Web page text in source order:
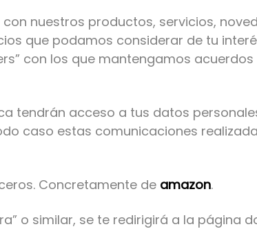
nuestros productos, servicios,
que podamos considerar de tu
con los que mantengamos acuerdos
tendrán acceso a tus datos
caso estas comunicaciones
Concretamente de amazon.
o similar, se te redirigirá a la página